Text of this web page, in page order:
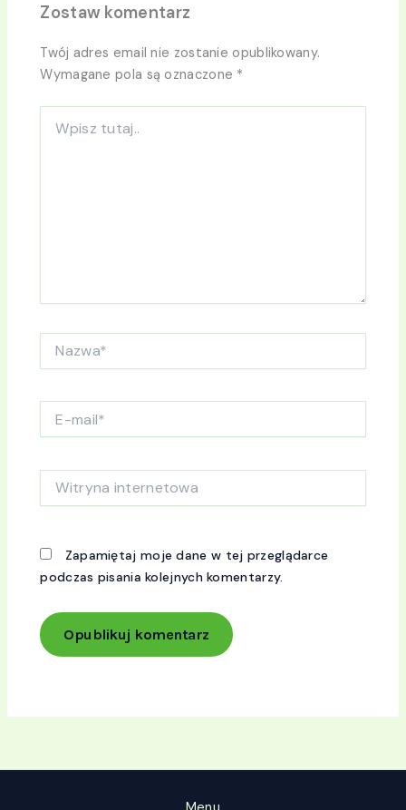
Zostaw komentarz
Twój adres email nie zostanie opublikowany.
Wymagane pola są oznaczone *
tutaj..
mail*
internetowa
Zapamiętaj moje dane w tej przeglądarce
podczas pisania kolejnych komentarzy.